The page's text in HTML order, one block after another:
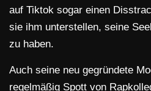
auf Tiktok sogar einen
sie ihm unterstellen, seine
zu haben.
Auch seine neu gegründete
regelmäßig Spott von